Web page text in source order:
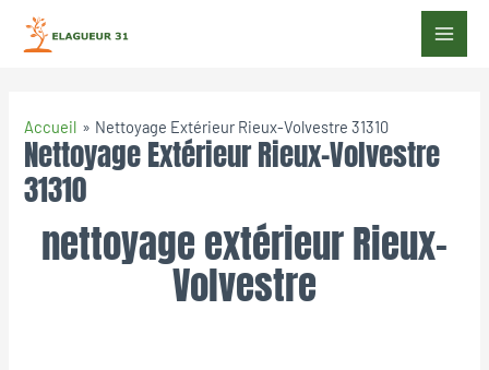
Accueil Nettoyage Extérieur Rieux-Volvestre 31310
Nettoyage Extérieur Rieux-Volvestre
31310
nettoyage extérieur Rieux-
Volvestre